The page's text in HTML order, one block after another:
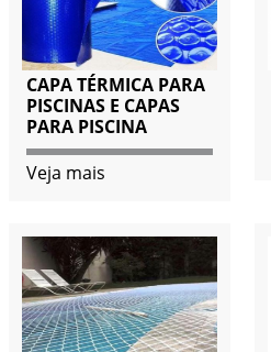
CAPA TÉRMICA PARA
PISCINAS E CAPAS
PARA PISCINA
Veja mais